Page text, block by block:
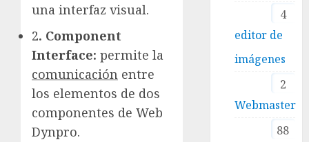
una interfaz visual.
2. Component
Interface: permite la
comunicación entre
los elementos de dos
componentes de Web
Dynpro.
4
editor de
imágenes
2
Webmaster
88